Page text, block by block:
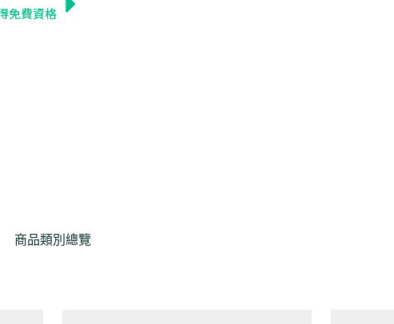
免費資格
商品類別總覽